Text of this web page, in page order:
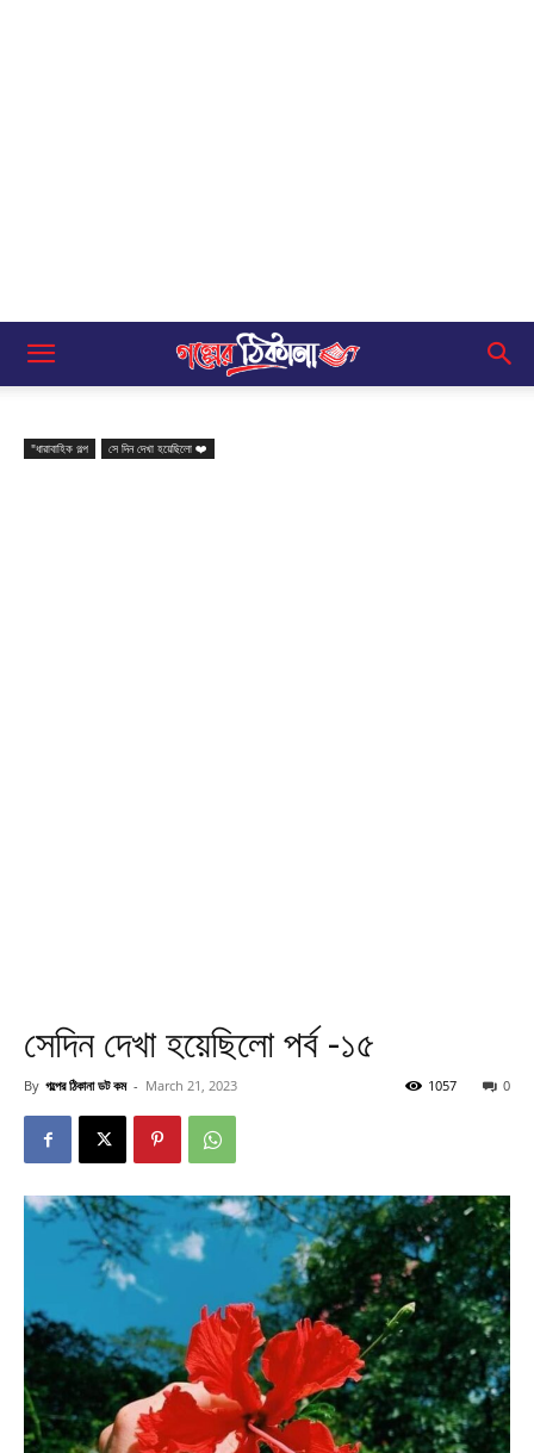
"ধারাবাহিক গল্প সে দিন দেখা হয়েছিলো ❤️
সেদিন দেখা হয়েছিলো পর্ব -১৫
By গল্পের ঠিকানা ডট কম - March 21, 2023 0
1057